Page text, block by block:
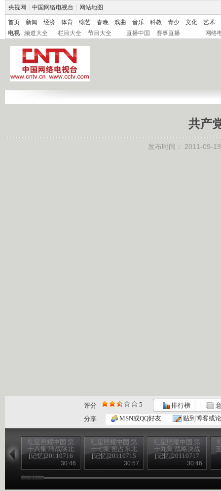
央视网 中国网络电视台 网站地图
首页 新闻 经济 体育 综艺 春晚 戏曲 音乐 科教 青少 文化
艺术
电视
频道大全 栏目大全 节目大全 直播中国 赛事直播 网络
共产
发布时间： 2011-09-
评分 5 排行榜
分享
MSN或QQ好友 贴到博客或
红星照耀中国 第
十八集 转战陕北
[记忆]20110716
30:46
红星照耀中国 第
十七集 抢占东北
[记忆]20110715
30:57
红星照耀中国 第
十九集 战略决战
[记忆]20110717
30:46